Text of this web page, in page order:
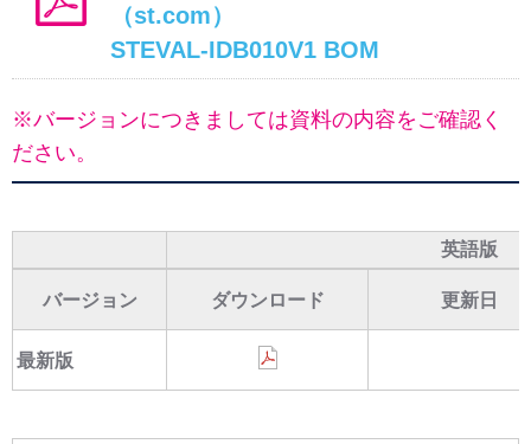
（st.com）
STEVAL-IDB010V1 BOM
※バージョンにつきましては資料の内容をご確認く
ださい。
英語版
バージョン ダウンロード 更新日
最新版